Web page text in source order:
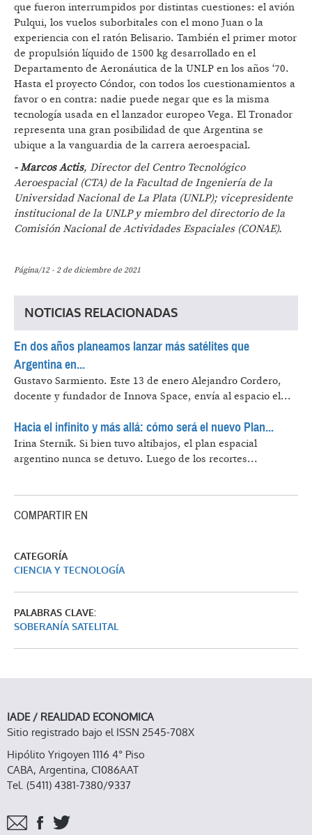
que fueron interrumpidos por distintas cuestiones: el avión
Pulqui, los vuelos suborbitales con el mono Juan o la
experiencia con el ratón Belisario. También el primer motor
de propulsión líquido de 1500 kg desarrollado en el
Departamento de Aeronáutica de la UNLP en los años ‘70.
Hasta el proyecto Cóndor, con todos los cuestionamientos a
favor o en contra: nadie puede negar que es la misma
tecnología usada en el lanzador europeo Vega. El Tronador
representa una gran posibilidad de que Argentina se
ubique a la vanguardia de la carrera aeroespacial.
- Marcos Actis, Director del Centro Tecnológico
Aeroespacial (CTA) de la Facultad de Ingeniería de la
Universidad Nacional de La Plata (UNLP); vicepresidente
institucional de la UNLP y miembro del directorio de la
Comisión Nacional de Actividades Espaciales (CONAE).
Página/12 - 2 de diciembre de 2021
NOTICIAS RELACIONADAS
En dos años planeamos lanzar más satélites que
Argentina en...
Gustavo Sarmiento. Este 13 de enero Alejandro Cordero,
docente y fundador de Innova Space, envía al espacio el...
Hacia el infinito y más allá: cómo será el nuevo Plan...
Irina Sternik. Si bien tuvo altibajos, el plan espacial
argentino nunca se detuvo. Luego de los recortes...
COMPARTIR EN
CATEGORÍA
CIENCIA Y TECNOLOGÍA
PALABRAS CLAVE:
SOBERANÍA SATELITAL
IADE / REALIDAD ECONOMICA
Sitio registrado bajo el ISSN 2545-708X
Hipólito Yrigoyen 1116 4° Piso
CABA, Argentina, C1086AAT
Tel. (5411) 4381-7380/9337